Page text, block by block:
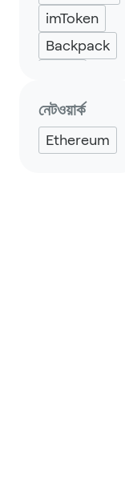
imToken
Backpack
Eternl
নেটওয়ার্ক
Ethereum